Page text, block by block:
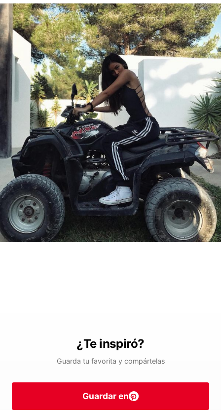
¿Te inspiró?
Guarda tu favorita y compártelas
Guardar en